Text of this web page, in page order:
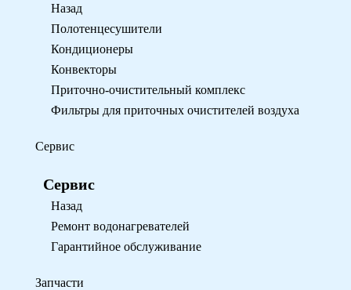
Назад
Полотенцесушители
Кондиционеры
Конвекторы
Приточно-очистительный комплекс
Фильтры для приточных очистителей воздуха
Сервис
Сервис
Назад
Ремонт водонагревателей
Гарантийное обслуживание
Запчасти